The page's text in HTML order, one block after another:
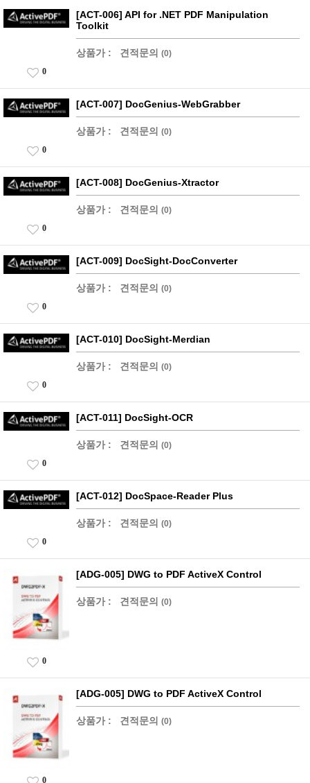
[ACT-006] API for .NET PDF Manipulation
Toolkit
상품가 : 견적문의 (0)
0
[ACT-007] DocGenius-WebGrabber
상품가 : 견적문의 (0)
0
[ACT-008] DocGenius-Xtractor
상품가 : 견적문의 (0)
0
[ACT-009] DocSight-DocConverter
상품가 : 견적문의 (0)
0
[ACT-010] DocSight-Merdian
상품가 : 견적문의 (0)
0
[ACT-011] DocSight-OCR
상품가 : 견적문의 (0)
0
[ACT-012] DocSpace-Reader Plus
상품가 : 견적문의 (0)
0
[ADG-005] DWG to PDF ActiveX Control
상품가 : 견적문의 (0)
0
[ADG-005] DWG to PDF ActiveX Control
상품가 : 견적문의 (0)
0